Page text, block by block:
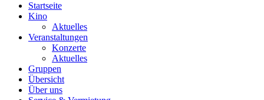
Startseite
Kino
Aktuelles
Veranstaltungen
Konzerte
Aktuelles
Gruppen
Übersicht
Über uns